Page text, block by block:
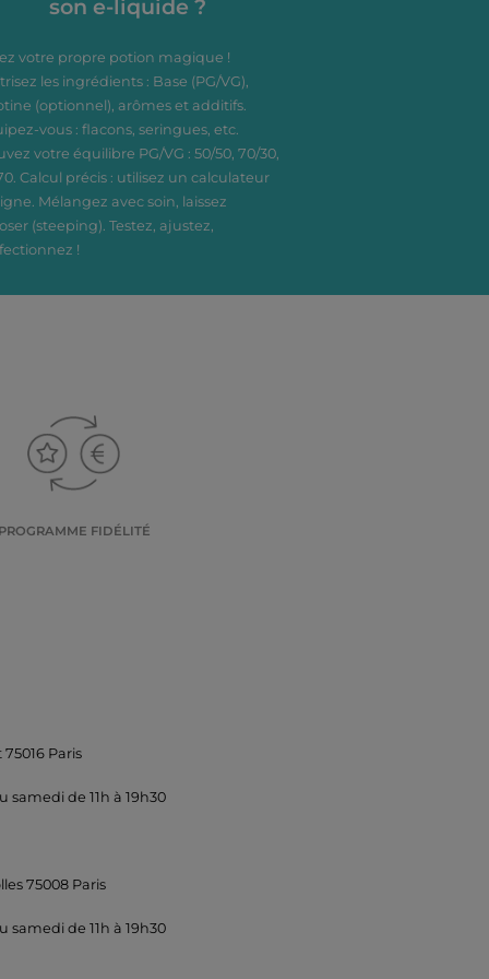
son e-liquide ?
votre propre potion magique !
les ingrédients : Base (PG/VG),
(optionnel), arômes et additifs.
vous : flacons, seringues, etc.
votre équilibre PG/VG : 50/50, 70/30,
Calcul précis : utilisez un calculateur
Mélangez avec soin, laissez
(steeping). Testez, ajustez,
!
PROGRAMME FIDÉLITÉ
Paris
de 11h à 19h30
75008 Paris
de 11h à 19h30